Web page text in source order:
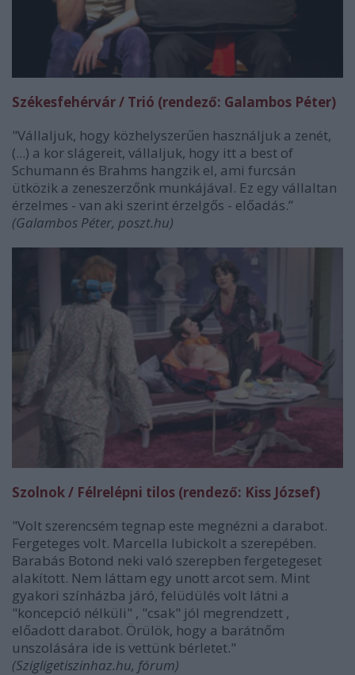
Székesfehérvár / Trió (rendező: Galambos Péter)
"Vállaljuk, hogy közhelyszerűen használjuk a zenét,
(...) a kor slágereit, vállaljuk, hogy itt a best of
Schumann és Brahms hangzik el, ami furcsán
ütközik a zeneszerzőnk munkájával. Ez egy vállaltan
érzelmes - van aki szerint érzelgős - előadás.”
(Galambos Péter, poszt.hu)
Szolnok / Félrelépni tilos (rendező: Kiss József)
"Volt szerencsém tegnap este megnézni a darabot.
Fergeteges volt. Marcella lubickolt a szerepében.
Barabás Botond neki való szerepben fergetegeset
alakított. Nem láttam egy unott arcot sem. Mint
gyakori színházba járó, felüdülés volt látni a
"koncepció nélküli" , "csak" jól megrendzett ,
előadott darabot. Örülök, hogy a barátnőm
unszolására ide is vettünk bérletet."
(Szigligetiszinhaz.hu, fórum)